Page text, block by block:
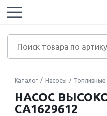
Каталог Насосы Топливные
НАСОС
CA1629612